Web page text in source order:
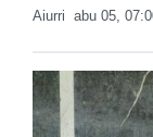
Aiurri abu 05,